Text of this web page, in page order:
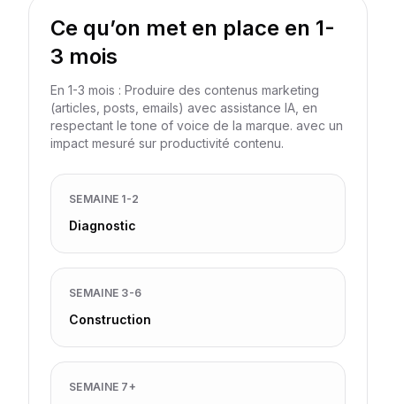
Ce qu’on met en place en 1-
3 mois
En 1-3 mois : Produire des contenus marketing
(articles, posts, emails) avec assistance IA, en
respectant le tone of voice de la marque. avec un
impact mesuré sur productivité contenu.
SEMAINE 1-2
Diagnostic
SEMAINE 3-6
Construction
SEMAINE 7+